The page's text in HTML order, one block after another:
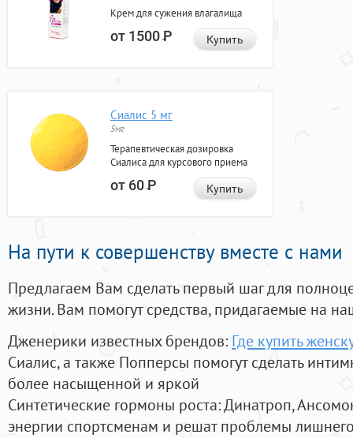
Крем для сужения влагалища
от 1500Р Купить
Сиалис 5 мг
5мг
Терапевтическая дозировка
Сиалиса для курсового приема
от 60Р Купить
На пути к совершенству вместе с нами
Предлагаем Вам сделать первый шаг для
жизни. Вам помогут средства, придагаемые на
Дженерики известных брендов: Где купить
Сиалис, а также Попперсы помогут сделать
более насыщенной и яркой
Синтетические гормоны роста: Динатроп,
энергии спортсменам и решат проблемы